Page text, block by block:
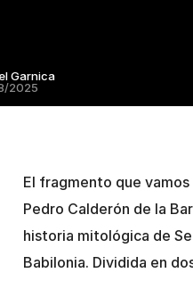
Garnica
2025
El fragmento que
Pedro Calderón de la
historia mitológica de
Babilonia. Dividida en